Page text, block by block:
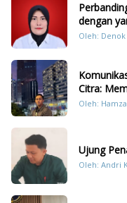
dengan
Oleh:
Citra:
Konten
Oleh:
Ujung
Oleh: Andri